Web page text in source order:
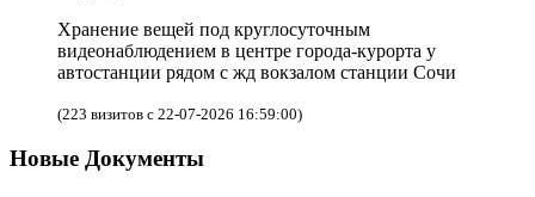
Хранение вещей под круглосуточным
видеонаблюдением в центре города-курорта у
автостанции рядом с жд вокзалом станции Сочи
(223 визитов с 22-07-2026 16:59:00)
Новые Документы